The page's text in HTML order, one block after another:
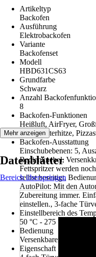
Artikeltyp
Backofen
Ausführung
Elektrobackofen
Variante
Backofenset
Modell
HBD631CS63
Grundfarbe
Schwarz
Anzahl
8
Backofen-Funktionen
Heißluft, AirFryer,
Ober-/Unterhitze,
Backofen-Ausstattung
Einschubebenen: 5,
Bedienknebel,
Fettspritzer werden
selbst beseitigt,
AutoPilot: Mit den
Zubereitung immer.
einstellen., 3-fache
Einstellbereich des
50 °C - 275 °C
Bedienung
Versenkbarer Knebel
Eigenschaft
Mehr anzeigen
Datenblätter
Bereich überspringen